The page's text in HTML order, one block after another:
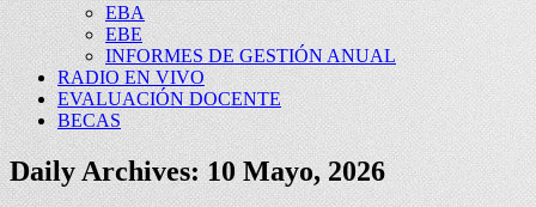
EBA
EBE
INFORMES DE GESTIÓN ANUAL
RADIO EN VIVO
EVALUACIÓN DOCENTE
BECAS
Daily Archives:10 Mayo, 2026